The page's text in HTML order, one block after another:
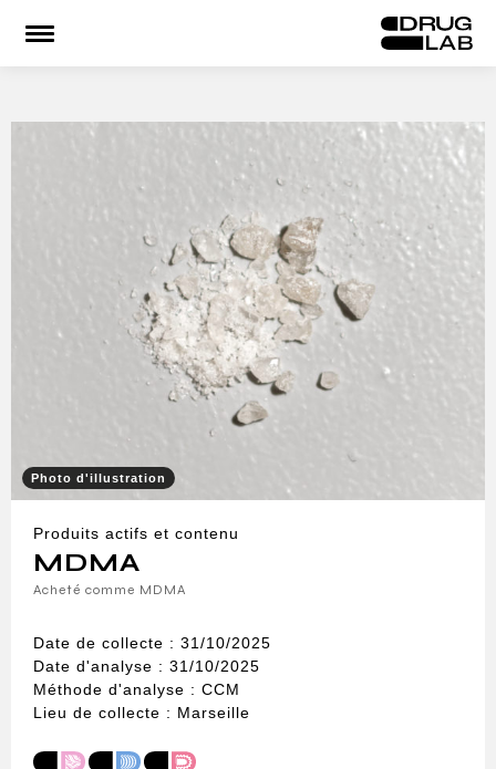
Photo d'illustration
Produits actifs et contenu
MDMA
Acheté comme MDMA
Date de collecte : 31/10/2025
Date d'analyse : 31/10/2025
Méthode d'analyse : CCM
Lieu de collecte : Marseille